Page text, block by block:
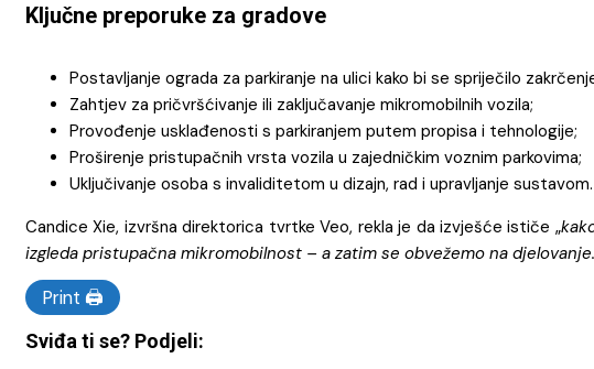
Ključne preporuke za gradove
Postavljanje ograda za parkiranje na ulici kako bi se spriječilo
Zahtjev za pričvršćivanje ili zaključavanje mikromobilnih vozila;
Provođenje usklađenosti s parkiranjem putem propisa i tehnologije;
Proširenje pristupačnih vrsta vozila u zajedničkim voznim parkovima;
Uključivanje osoba s invaliditetom u dizajn, rad i upravljanje sustavom.
Candice Xie, izvršna direktorica tvrtke Veo, rekla je da izvješće ističe „
izgleda pristupačna mikromobilnost – a zatim se obvežemo na djelovanje.
Print 🖨
Sviđa ti se? Podjeli: